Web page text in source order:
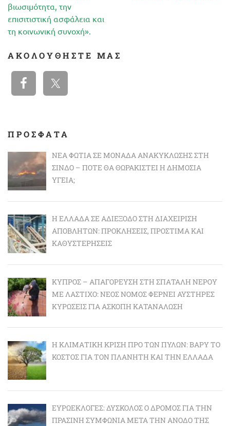
βιωσιμότητα, την
επισιτιστική ασφάλεια και
τη κοινωνική συνοχή».
ΑΚΟΛΟΥΘΉΣΤΕ ΜΑΣ
ΠΡΟΣΦΑΤΑ
ΝΈΑ ΦΩΤΙΆ ΣΕ ΜΟΝΆΔΑ ΑΝΑΚΎΚΛΩΣΗΣ ΣΤΗ
ΣΊΝΔΟ – ΠΌΤΕ ΘΑ ΘΩΡΑΚΙΣΤΕΊ Η ΔΗΜΌΣΙΑ
ΥΓΕΊΑ;
Η ΕΛΛΆΔΑ ΣΕ ΑΔΙΈΞΟΔΟ ΣΤΗ ΔΙΑΧΕΊΡΙΣΗ
ΑΠΟΒΛΉΤΩΝ: ΠΡΟΚΛΉΣΕΙΣ, ΠΡΌΣΤΙΜΑ ΚΑΙ
ΚΑΘΥΣΤΕΡΉΣΕΙΣ
ΚΎΠΡΟΣ – ΑΠΑΓΌΡΕΥΣΗ ΣΤΗ ΣΠΑΤΆΛΗ ΝΕΡΟΎ
ΜΕ ΛΆΣΤΙΧΟ: ΝΈΟΣ ΝΌΜΟΣ ΦΈΡΝΕΙ ΑΥΣΤΗΡΈΣ
ΚΥΡΏΣΕΙΣ ΓΙΑ ΆΣΚΟΠΗ ΚΑΤΑΝΆΛΩΣΗ
Η ΚΛΙΜΑΤΙΚΉ ΚΡΊΣΗ ΠΡΟ ΤΩΝ ΠΥΛΏΝ: BΑΡΎ ΤΟ
ΚΌΣΤΟΣ ΓΙΑ ΤΟΝ ΠΛΑΝΉΤΗ ΚΑΙ ΤΗΝ ΕΛΛΆΔΑ
ΕΥΡΩΕΚΛΟΓΈΣ: ΔΎΣΚΟΛΟΣ Ο ΔΡΌΜΟΣ ΓΙΑ ΤΗΝ
ΠΡΆΣΙΝΗ ΣΥΜΦΩΝΊΑ ΜΕΤΆ ΤΗΝ ΆΝΟΔΟ ΤΗΣ